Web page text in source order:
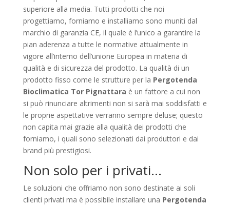
superiore alla media. Tutti prodotti che noi
progettiamo, forniamo e installiamo sono muniti dal
marchio di garanzia CE, il quale è l’unico a garantire la
pian aderenza a tutte le normative attualmente in
vigore all’interno dell’unione Europea in materia di
qualità e di sicurezza del prodotto. La qualità di un
prodotto fisso come le strutture per la Pergotenda
Bioclimatica Tor Pignattara è un fattore a cui non
si può rinunciare altrimenti non si sarà mai soddisfatti e
le proprie aspettative verranno sempre deluse; questo
non capita mai grazie alla qualità dei prodotti che
forniamo, i quali sono selezionati dai produttori e dai
brand più prestigiosi.
Non solo per i privati…
Le soluzioni che offriamo non sono destinate ai soli
clienti privati ma è possibile installare una Pergotenda